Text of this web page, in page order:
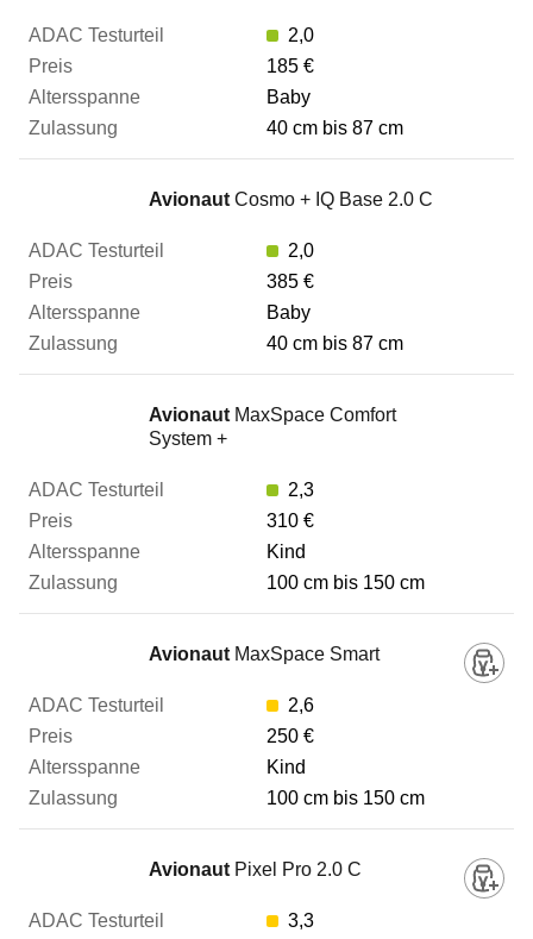
2,0
185 €
Baby
40 cm bis 87 cm
Avionaut Cosmo + IQ Base 2.0 C
2,0
385 €
Baby
40 cm bis 87 cm
Avionaut MaxSpace Comfort
System +
2,3
310 €
Kind
100 cm bis 150 cm
Avionaut MaxSpace Smart
2,6
250 €
Kind
100 cm bis 150 cm
Avionaut Pixel Pro 2.0 C
3,3